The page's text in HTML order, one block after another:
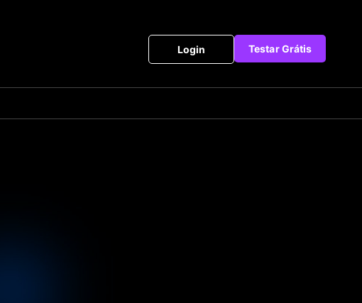
Login Testar Grátis